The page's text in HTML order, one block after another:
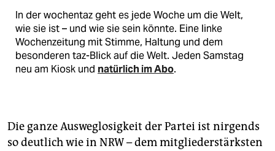
In der wochentaz geht es jede Woche um die Welt,
wie sie ist – und wie sie sein könnte. Eine linke
Wochenzeitung mit Stimme, Haltung und dem
besonderen taz-Blick auf die Welt. Jeden Samstag
neu am Kiosk und natürlich im Abo.
Die ganze Ausweglosigkeit der Partei ist nirgends
so deutlich wie in NRW – dem mitgliederstärksten